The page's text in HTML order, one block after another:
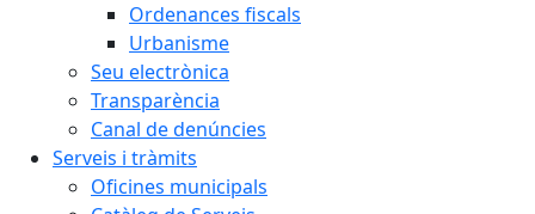
Ordenances fiscals
Urbanisme
Seu electrònica
Transparència
Canal de denúncies
Serveis i tràmits
Oficines municipals